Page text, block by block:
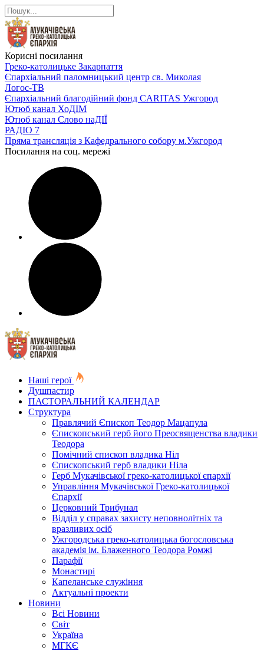
Корисні посилання
Греко-католицьке Закарпаття
Єпархіальний паломницький центр св. Миколая
Логос-ТВ
Єпархіальний благодійний фонд CARITAS Ужгород
Ютюб канал ХоДІМ
Ютюб канал Слово наДІЇ
РАДІО 7
Пряма трансляція з Кафедрального собору м.Ужгород
Посилання на соц. мережі
Наші герої
Душпастир
ПАСТОРАЛЬНИЙ КАЛЕНДАР
Структура
Правлячий Єпископ Теодор Мацапула
Єпископський герб його Преосвященства владики
Теодора
Помічний єпископ владика Ніл
Єпископський герб владики Ніла
Герб Мукачівської греко-католицької єпархії
Управління Мукачівської Греко-католицької
Єпархії
Церковний Трибунал
Відділ у справах захисту неповнолітніх та
вразливих осіб
Ужгородська греко-католицька богословська
академія ім. Блаженного Теодора Ромжі
Парафії
Монастирі
Капеланське служіння
Актуальні проекти
Новини
Всі Новини
Світ
Україна
МГКЄ